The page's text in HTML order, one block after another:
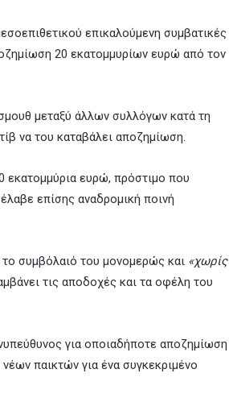
επικαλούμενη συμβατικές
20 εκατομμυρίων ευρώ από τον
μεταξύ άλλων συλλόγων κατά τη
να του καταβάλει αποζημίωση.
εκατομμύρια ευρώ, πρόστιμο που
επίσης αναδρομική ποινή
συμβόλαιό του μονομερώς και «χωρίς
τις αποδοχές και τα οφέλη του
για οποιαδήποτε αποζημίωση
παικτών για ένα συγκεκριμένο